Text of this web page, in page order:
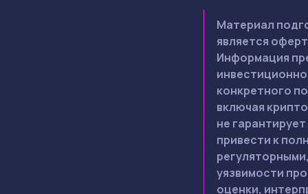
Материал
является
Информация
конкретного
включая
не
привести к
уязвимости
оценки,